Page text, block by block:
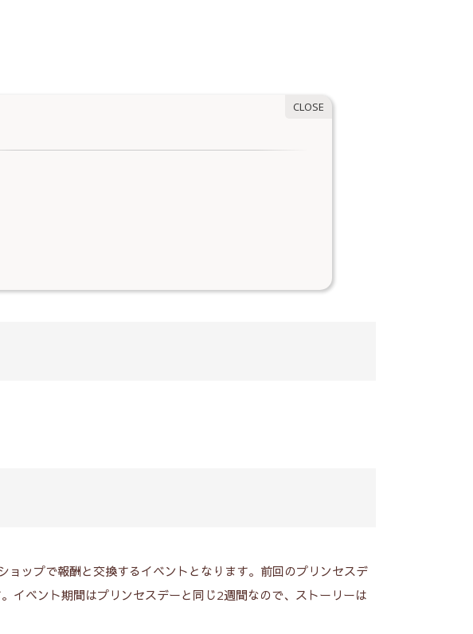
ップで報酬と交換するイベントとなります。前回のプリンセスデ
イベント期間はプリンセスデーと同じ2週間なので、ストーリーは